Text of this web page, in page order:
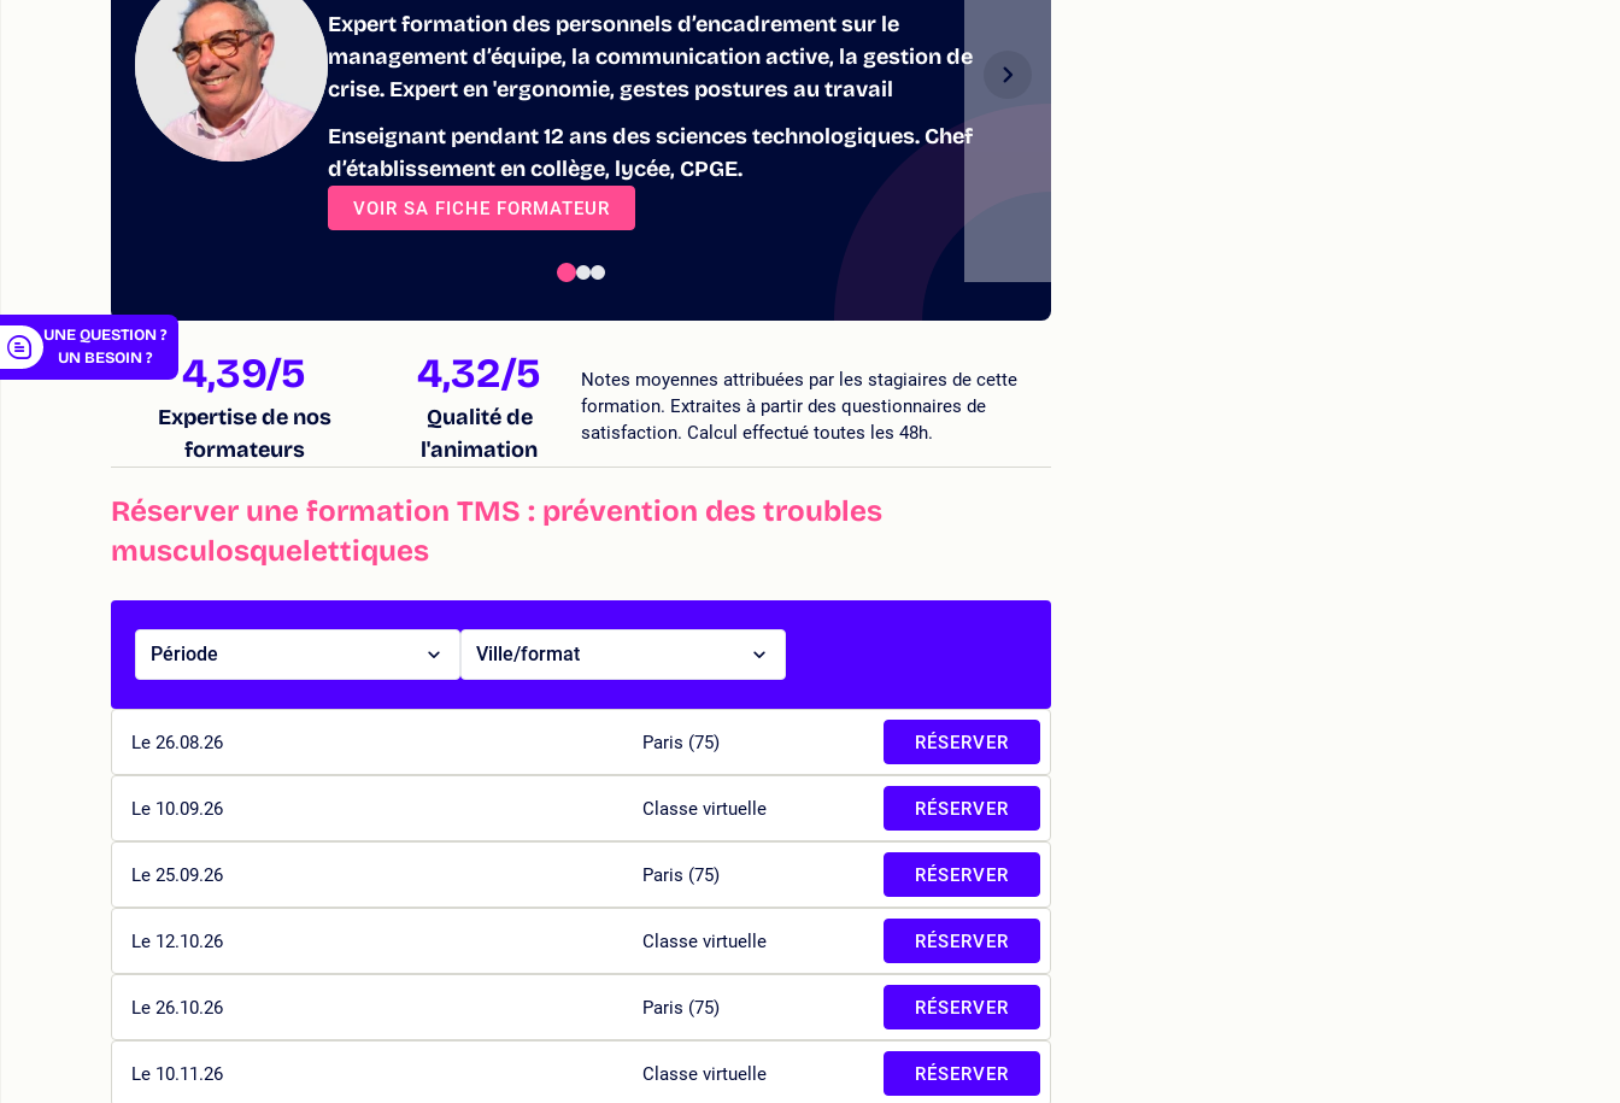
Expert formation des personnels d’encadrement sur le
management d’équipe, la communication active, la gestion de
crise. Expert en 'ergonomie, gestes postures au travail
Enseignant pendant 12 ans des sciences technologiques. Chef
d’établissement en collège, lycée, CPGE.
VOIR SA FICHE FORMATEUR
4,39/5
Expertise de nos
formateurs
4,32/5
Qualité de
l'animation
Notes moyennes attribuées par les stagiaires de cette
formation. Extraites à partir des questionnaires de
satisfaction. Calcul effectué toutes les 48h.
Réserver une formation TMS : prévention des troubles
musculosquelettiques
Période Ville/format
Le 26.08.26 Paris (75) RÉSERVER
Le 10.09.26 Classe virtuelle RÉSERVER
Le 25.09.26 Paris (75) RÉSERVER
Le 12.10.26 Classe virtuelle RÉSERVER
Le 26.10.26 Paris (75) RÉSERVER
Le 10.11.26 Classe virtuelle RÉSERVER
UNE QUESTION ?
UN BESOIN ?